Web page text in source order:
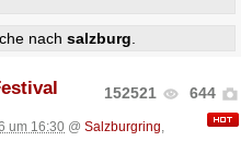
nach salzburg
152521 644
um 16:30 @ Salzburgring,